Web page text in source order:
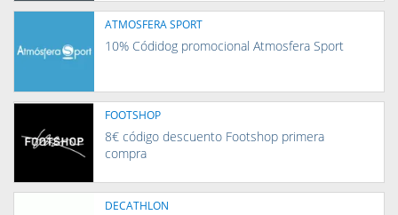
ATMOSFERA SPORT
10% Códidog promocional Atmosfera Sport
FOOTSHOP
8€ código descuento Footshop primera
compra
DECATHLON